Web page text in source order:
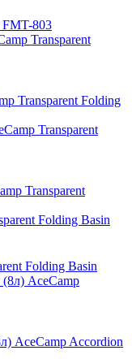
803
Transparent Folding
Transparent
Folding Basin
AceCamp Accordion